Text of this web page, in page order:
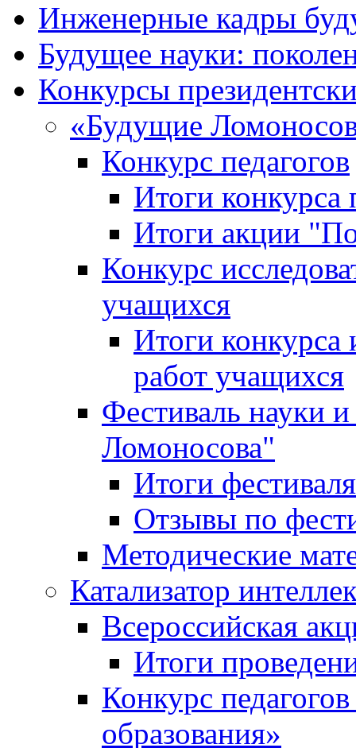
Инженерные кадры
Будущее науки:
Конкурсы
«Будущие
Конкурс педагогов
Итоги конкурса
Итоги акции
Конкурс
учащихся
Итоги конкурса
работ учащихся
Фестиваль науки
Ломоносова"
Итоги фестиваля
Отзывы по
Методические
Катализатор
Всероссийская
Итоги
Конкурс
образования»